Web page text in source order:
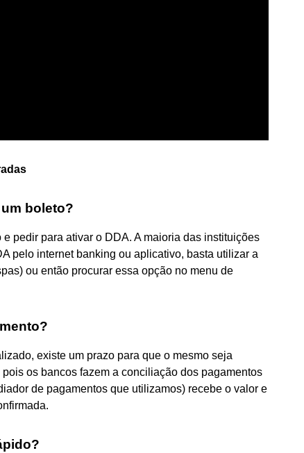
boleto?
pedir para ativar o DDA. A maioria das instituições
pelo internet banking ou aplicativo, basta utilizar a
ou então procurar essa opção no menu de
existe um prazo para que o mesmo seja
os bancos fazem a conciliação dos pagamentos
de pagamentos que utilizamos) recebe o valor e